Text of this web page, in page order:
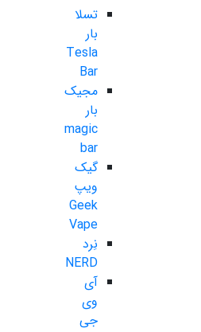
تسلا
بار
Tesla
Bar
مجیک
بار
magic
bar
گیک
ویپ
Geek
Vape
نِرد
NERD
آی
وی
جی